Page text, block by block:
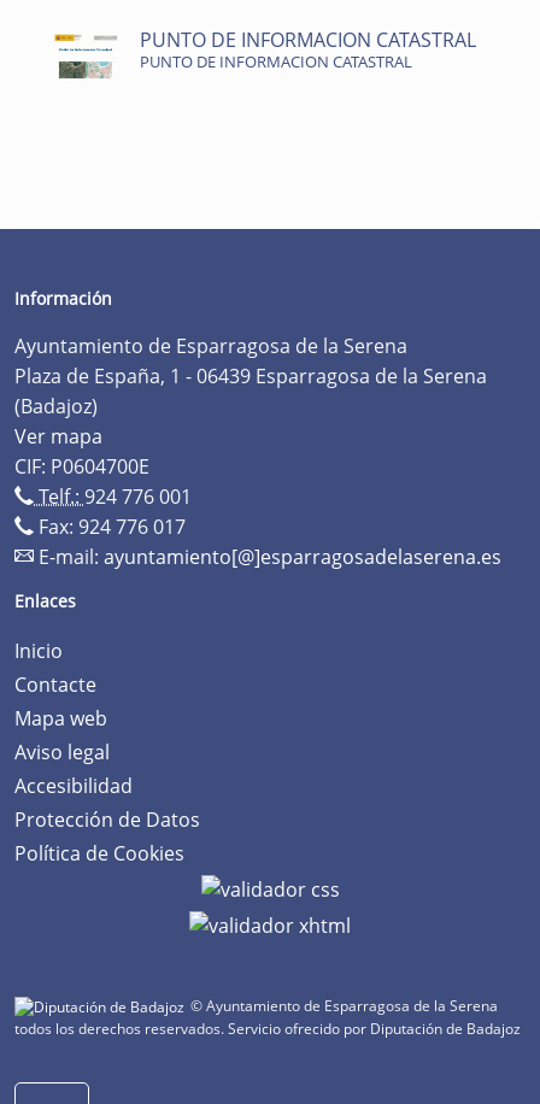
PUNTO DE INFORMACION CATASTRAL
PUNTO DE INFORMACION CATASTRAL
Información
Ayuntamiento de Esparragosa de la Serena
Plaza de España, 1 - 06439 Esparragosa de la Serena
(Badajoz)
Ver mapa
CIF: P0604700E
Telf.: 924 776 001
Fax: 924 776 017
E-mail: ayuntamiento[@]esparragosadelaserena.es
Enlaces
Inicio
Contacte
Mapa web
Aviso legal
Accesibilidad
Protección de Datos
Política de Cookies
© Ayuntamiento de Esparragosa de la Serena
todos los derechos reservados.Servicio ofrecido por Diputación de Badajoz